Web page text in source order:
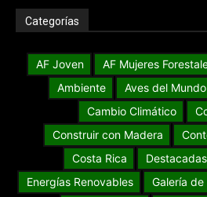
Categorías
AF Joven AF Mujeres
Ambiente
Aves del Mundo
Cambio Climático
Construir con Madera
Costa Rica
Destacadas
Energías Renovables
Galería